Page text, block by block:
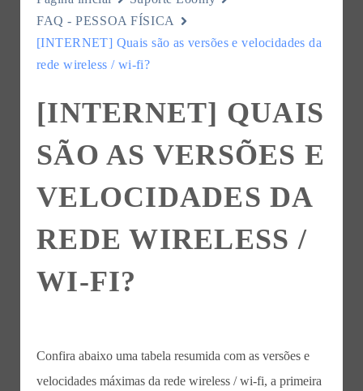
FAQ - PESSOA FÍSICA
[INTERNET] Quais são as versões e velocidades da
rede wireless / wi-fi?
[INTERNET] QUAIS
SÃO AS VERSÕES E
VELOCIDADES DA
REDE WIRELESS /
WI-FI?
Confira abaixo uma tabela resumida com as versões e
velocidades máximas da rede wireless / wi-fi, a primeira